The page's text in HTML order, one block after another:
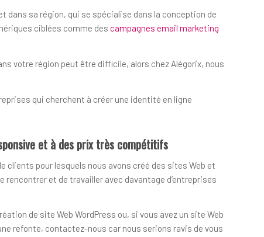
dans sa région, qui se spécialise dans la conception de
ciblées comme des campagnes email marketing
votre région peut être difficile, alors chez Alégorix, nous
qui cherchent à créer une identité en ligne
et à des prix très compétitifs
clients pour lesquels nous avons créé des sites Web et
et de travailler avec davantage d’entreprises
de site Web WordPress ou, si vous avez un site Web
refonte, contactez-nous car nous serions ravis de vous